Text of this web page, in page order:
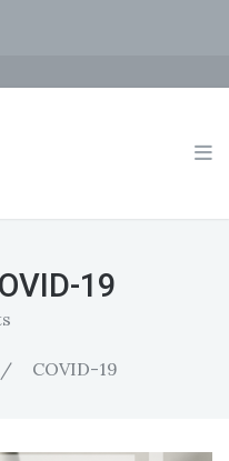
19
/ COVID-19